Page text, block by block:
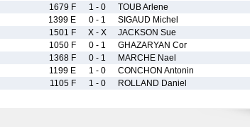
1679 F 1 - 0 TOUB Arlene
1399 E 0 - 1 SIGAUD Michel
1501 F X - X JACKSON Sue
1050 F 0 - 1 GHAZARYAN Cor
1368 F 0 - 1 MARCHE Nael
1199 E 1 - 0 CONCHON Antonin
1105 F 1 - 0 ROLLAND Daniel